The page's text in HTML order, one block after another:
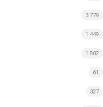
3 779
1 449
1 802
61
327